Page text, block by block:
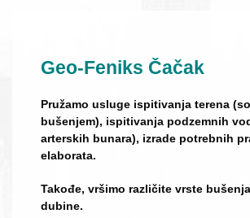
Geo-Feniks Čačak
Pružamo usluge ispitivanja terena
bušenjem), ispitivanja podzemnih
arterskih bunara), izrade potrebnih
elaborata.
Takođe, vršimo različite vrste
dubine.